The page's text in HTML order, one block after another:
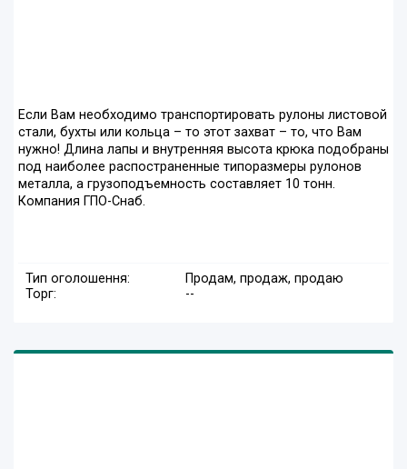
Если Вам необходимо транспортировать рулоны листовой
стали, бухты или кольца – то этот захват – то, что Вам
нужно! Длина лапы и внутренняя высота крюка подобраны
под наиболее распостраненные типоразмеры рулонов
металла, а грузоподъемность составляет 10 тонн.
Компания ГПО-Снаб.
Тип оголошення:
Продам, продаж, продаю
Торг:
--